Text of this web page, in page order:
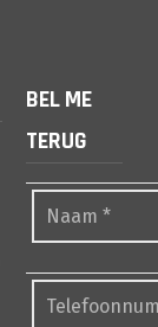
BEL ME
TERUG